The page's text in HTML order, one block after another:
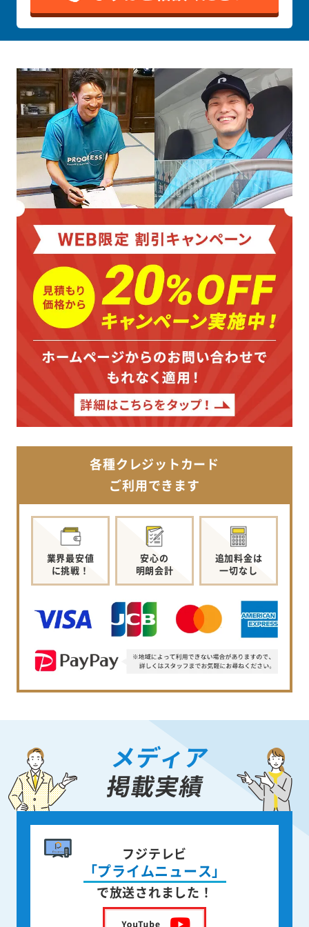
各種クレジットカード
ご利用できます
業界最安値
に挑戦！
安心の
明朗会計
追加料金は
一切なし
メディア
掲載実績
書籍出版
身近な人が
亡くなった後の遺品整理
を出版しました！